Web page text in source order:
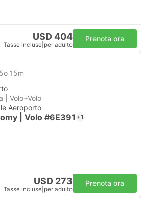
USD 404
Tasse incluse per adulto
Prenota ora
15m
| Volo+Volo
Aeroporto
| Volo #6E391 +1
USD 273
Tasse incluse per adulto
Prenota ora